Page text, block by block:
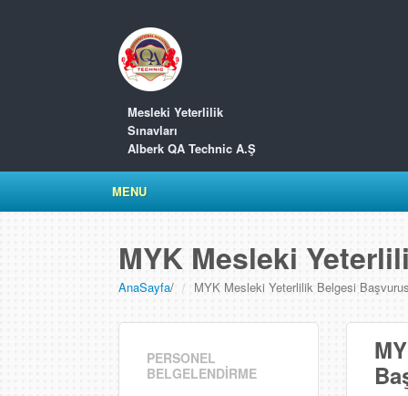
Mesleki Yeterlilik
Sınavları
Alberk QA Technic A.Ş
MENU
MYK Mesleki
AnaSayfa/ MYK Mesleki Yeterlilik Belgesi
PERSONEL
BELGELENDİRME